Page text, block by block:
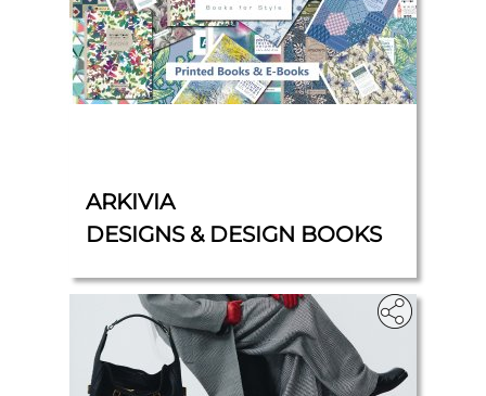
ARKIVIA
DESIGNS & DESIGN BOOKS